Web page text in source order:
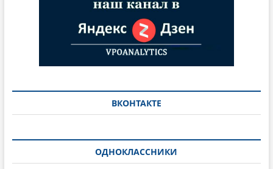
ВКОНТАКТЕ
ОДНОКЛАССНИКИ